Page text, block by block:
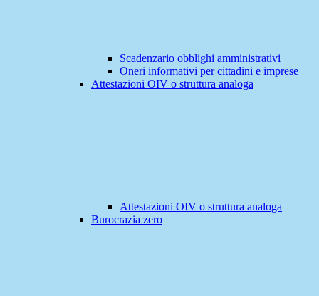
Scadenzario obblighi amministrativi
Oneri informativi per cittadini e imprese
Attestazioni OIV o struttura analoga
Attestazioni OIV o struttura analoga
Burocrazia zero